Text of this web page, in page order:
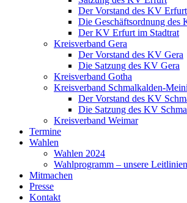
Der Vorstand des KV Erfurt
Die Geschäftsordnung des
Der KV Erfurt im Stadtrat
Kreisverband Gera
Der Vorstand des KV Gera
Die Satzung des KV Gera
Kreisverband Gotha
Kreisverband Schmalkalden-
Der Vorstand des KV
Die Satzung des KV
Kreisverband Weimar
Termine
Wahlen
Wahlen 2024
Wahlprogramm – unsere Leitlinien
Mitmachen
Presse
Kontakt